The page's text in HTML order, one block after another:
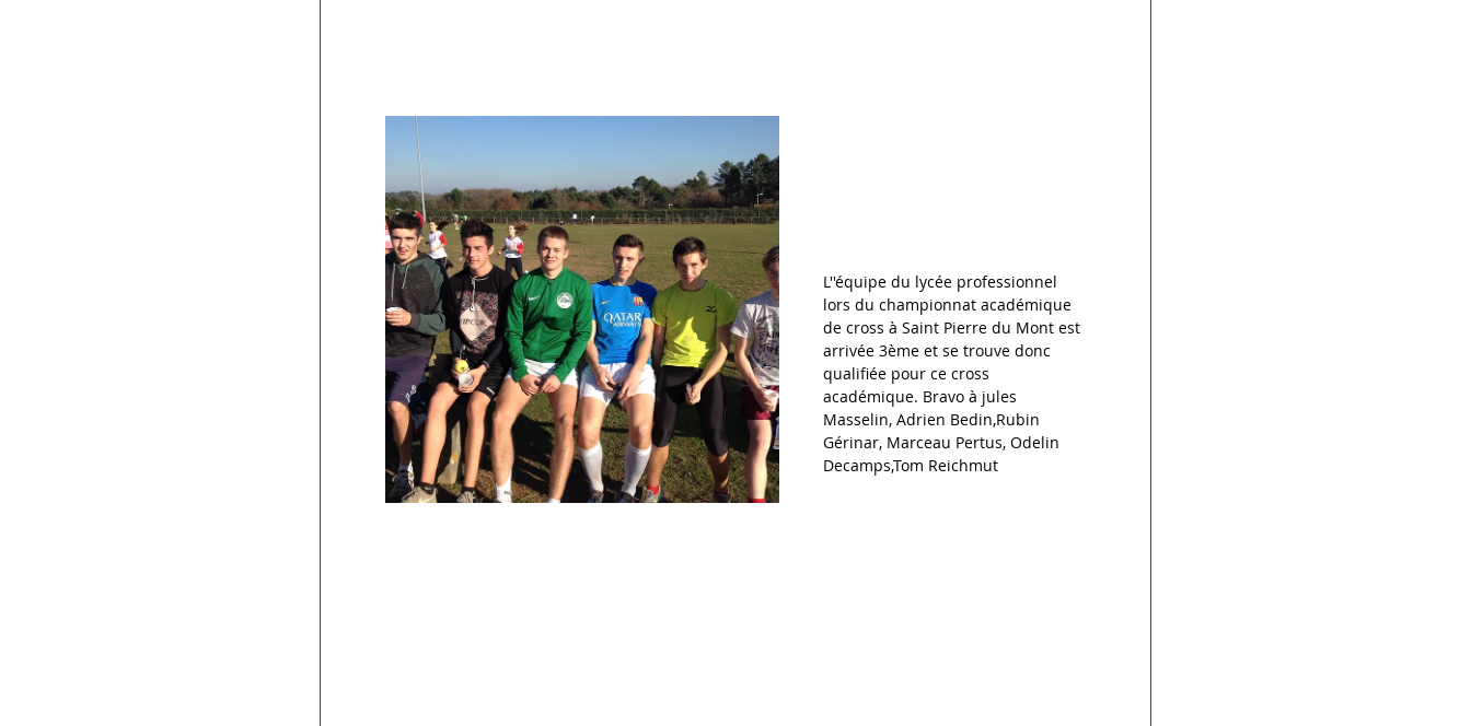
L''équipe du lycée professionnel
lors du championnat académique
de cross à Saint Pierre du Mont est
arrivée 3ème et se trouve donc
qualifiée pour ce cross
académique. Bravo à jules
Masselin, Adrien Bedin,Rubin
Gérinar, Marceau Pertus, Odelin
Decamps,Tom Reichmut